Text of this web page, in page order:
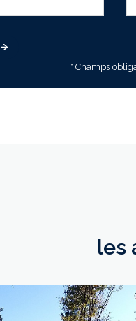
* Champs
les